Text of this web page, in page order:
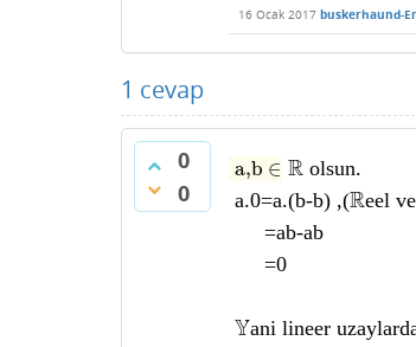
16 Ocak 2017 buskerhaund-
1 cevap
0
0
a,b ∈ R olsun.
a.0=a.(b-b) ,(Reel
=ab-ab
=0
Yani lineer